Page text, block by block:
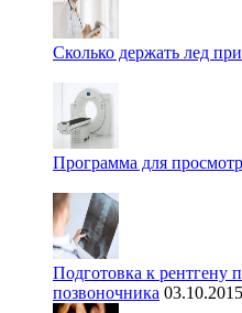
Сколько держать лед
Программа для
Подготовка к рентгену
позвоночника 03.10.2015